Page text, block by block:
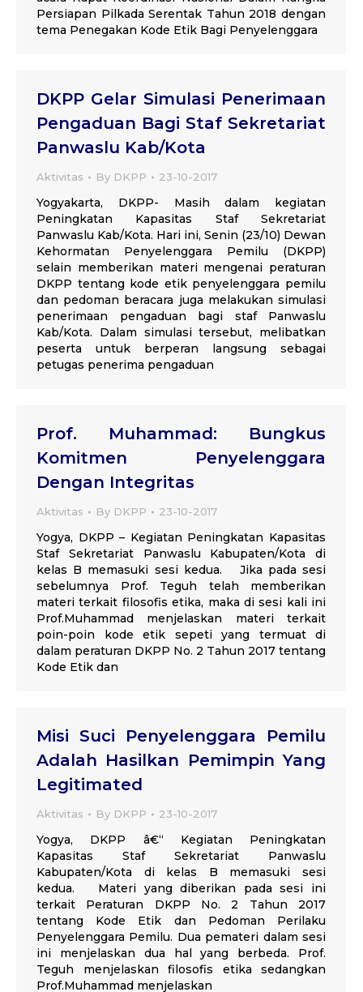
Persiapan Pilkada Serentak Tahun 2018 dengan
tema Penegakan Kode Etik Bagi Penyelenggara
DKPP Gelar Simulasi Penerimaan
Pengaduan Bagi Staf Sekretariat
Panwaslu Kab/Kota
Aktivitas By DKPP 23-10-2017
Yogyakarta, DKPP- Masih dalam kegiatan
Peningkatan Kapasitas Staf Sekretariat
Panwaslu Kab/Kota. Hari ini, Senin (23/10) Dewan
Kehormatan Penyelenggara Pemilu (DKPP)
selain memberikan materi mengenai peraturan
DKPP tentang kode etik penyelenggara pemilu
dan pedoman beracara juga melakukan simulasi
penerimaan pengaduan bagi staf Panwaslu
Kab/Kota. Dalam simulasi tersebut, melibatkan
peserta untuk berperan langsung sebagai
petugas penerima pengaduan
Prof. Muhammad: Bungkus
Komitmen Penyelenggara
Dengan Integritas
Aktivitas By DKPP 23-10-2017
Yogya, DKPP – Kegiatan Peningkatan Kapasitas
Staf Sekretariat Panwaslu Kabupaten/Kota di
kelas B memasuki sesi kedua. Jika pada sesi
sebelumnya Prof. Teguh telah memberikan
materi terkait filosofis etika, maka di sesi kali ini
Prof.Muhammad menjelaskan materi terkait
poin-poin kode etik sepeti yang termuat di
dalam peraturan DKPP No. 2 Tahun 2017 tentang
Kode Etik dan
Misi Suci Penyelenggara Pemilu
Adalah Hasilkan Pemimpin Yang
Legitimated
Aktivitas By DKPP 23-10-2017
Yogya, DKPP â€“ Kegiatan Peningkatan
Kapasitas Staf Sekretariat Panwaslu
Kabupaten/Kota di kelas B memasuki sesi
kedua. Materi yang diberikan pada sesi ini
terkait Peraturan DKPP No. 2 Tahun 2017
tentang Kode Etik dan Pedoman Perilaku
Penyelenggara Pemilu. Dua pemateri dalam sesi
ini menjelaskan dua hal yang berbeda. Prof.
Teguh menjelaskan filosofis etika sedangkan
Prof.Muhammad menjelaskan